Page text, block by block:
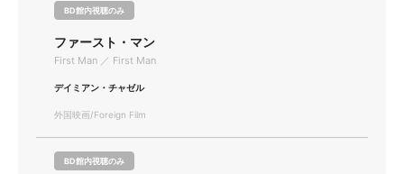
BD館内視聴のみ
ファースト・マン
First Man ／ First Man
デイミアン・チャゼル
外国映画/Foreign Film
BD館内視聴のみ